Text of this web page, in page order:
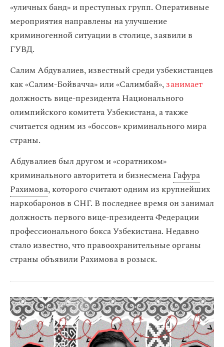
«уличных банд» и преступных групп. Оперативные
мероприятия направлены на улучшение
криминогенной ситуации в столице, заявили в
ГУВД.
Салим Абдувалиев, известный среди узбекистанцев
как «Салим-Бойвачча» или «Салимбай»,занимает
должность вице-президента Национального
олимпийского комитета Узбекистана, а также
считается одним из «боссов» криминального мира
страны.
Абдувалиев был другом и «соратником»
криминального авторитета и бизнесменаГафура
Рахимова, которого считают одним из крупнейших
наркобаронов в СНГ. В последнее время он занимал
должность первого вице-президента Федерации
профессионального бокса Узбекистана. Недавно
стало известно, что правоохранительные органы
страны объявили Рахимова в розыск.